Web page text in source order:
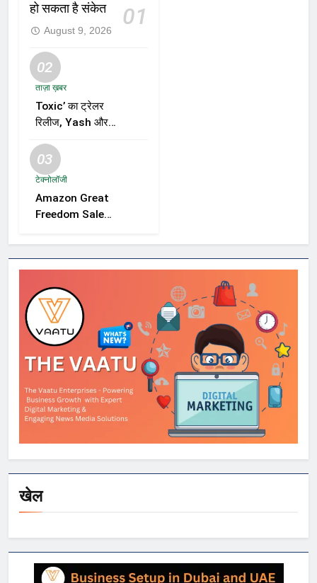
हो सकता है संकेत
01
August 9, 2026
02
ताज़ा ख़बर
Toxic’ का ट्रेलर
रिलीज, Yash और
जोड़ी ने मचाई हलचल,
फिल्म को लेकर बढ़ी
03
टेक्नोलॉजी
Amazon Great
Freedom Sale
OnePlus और
Xiaomi समेत कई
डिस्काउंट
खेल